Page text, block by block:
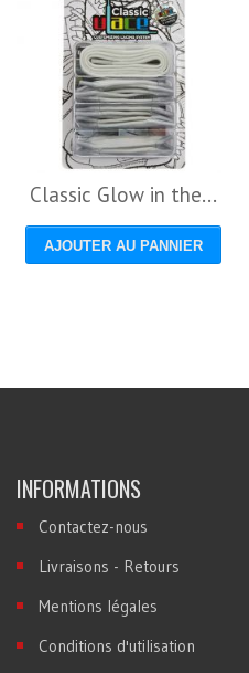
Classic Glow in the...
AJOUTER AU PANNIER
INFORMATIONS
Contactez-nous
Livraisons - Retours
Mentions légales
Conditions d'utilisation